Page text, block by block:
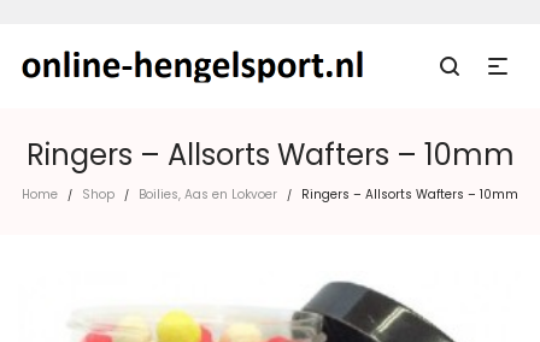
Ringers – Allsorts Wafters – 10mm
Home / Shop / Boilies, Aas en Lokvoer / Ringers – Allsorts Wafters – 10mm